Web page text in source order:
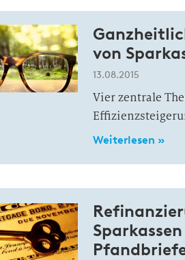
von
13.08.2015
Vier zentrale
Weiterlesen »